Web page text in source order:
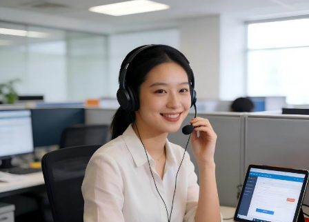
تصل إلى ٥٠٠٠٠ ساعة، مناسب
لاستبدال المصابيح الأمامية
لطرازي Model 3 وModel Y،
والتصدير عبر الحدود